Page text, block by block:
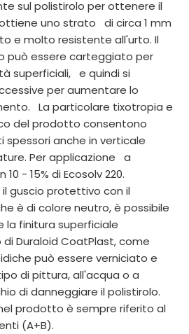
sul polistirolo per ottenere il
uno strato di circa 1 mm
e molto resistente all'urto. Il
essere carteggiato per
superficiali, e quindi si
per aumentare lo
La particolare tixotropia e
del prodotto consentono
anche in verticale
Per applicazione a
- 15% di Ecosolv 220.
guscio protettivo con il
è di colore neutro, è possibile
la finitura superficiale
Duraloid CoatPlast, come
può essere verniciato e
di pittura, all'acqua o a
di danneggiare il polistirolo.
prodotto è sempre riferito al
(A+B).